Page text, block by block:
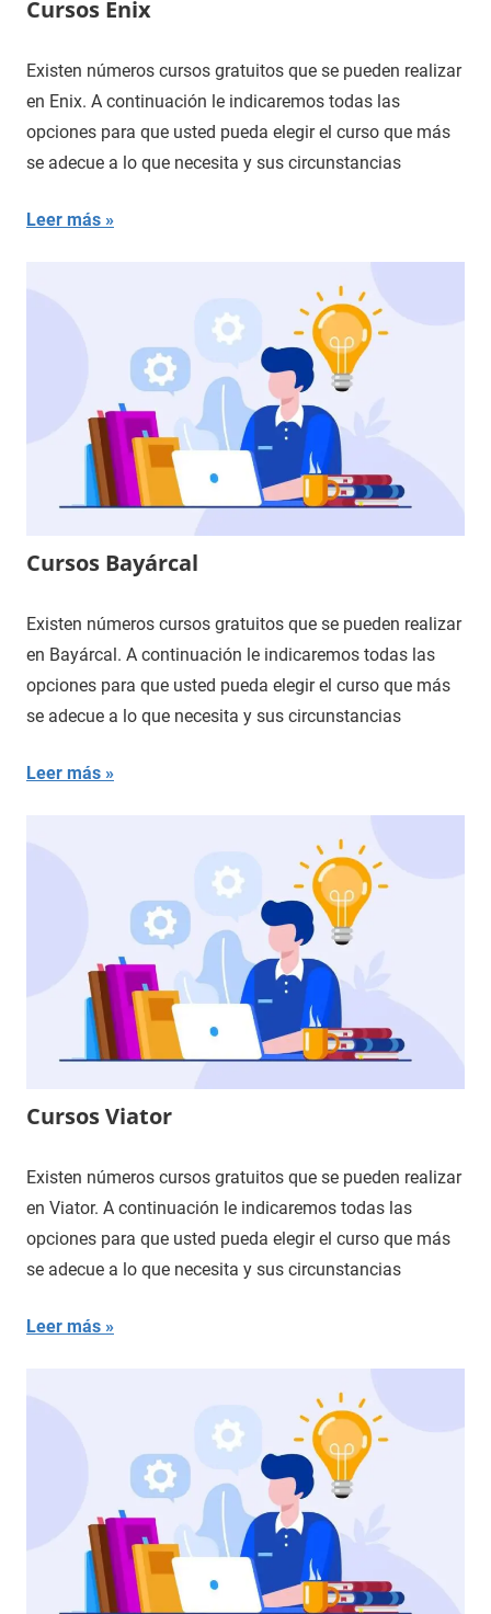
Cursos Enix
Existen números cursos gratuitos que se pueden realizar
en Enix. A continuación le indicaremos todas las
opciones para que usted pueda elegir el curso que más
se adecue a lo que necesita y sus circunstancias
Leer más
Cursos Bayárcal
Existen números cursos gratuitos que se pueden realizar
en Bayárcal. A continuación le indicaremos todas las
opciones para que usted pueda elegir el curso que más
se adecue a lo que necesita y sus circunstancias
Leer más
Cursos Viator
Existen números cursos gratuitos que se pueden realizar
en Viator. A continuación le indicaremos todas las
opciones para que usted pueda elegir el curso que más
se adecue a lo que necesita y sus circunstancias
Leer más